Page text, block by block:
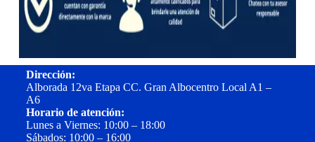
Dirección:
Alborada 12va Etapa CC. Gran Albocentro Local A1 –
A6
Horario de atención:
Lunes a Viernes: 10:00 – 18:00
Sábados: 10:00 – 16:00